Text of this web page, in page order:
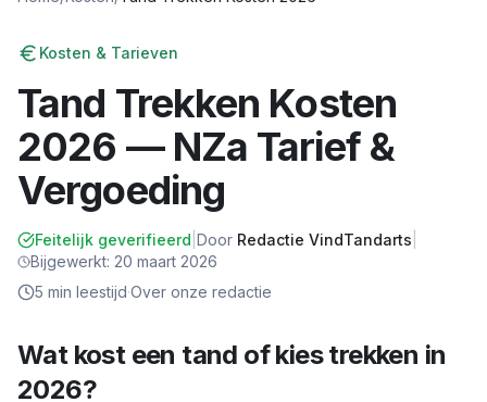
Kosten & Tarieven
Tand Trekken Kosten
2026 — NZa Tarief &
Vergoeding
Feitelijk geverifieerd Door Redactie VindTandarts
Bijgewerkt: 20 maart 2026
5 min leestijd·Over onze redactie
Wat kost een tand of kies trekken in
2026?